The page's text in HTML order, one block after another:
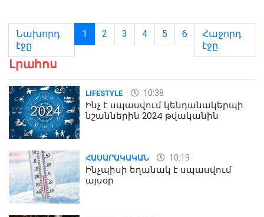
Նախորդ
էջը
1 2 3 4 5 6
Հաջորդ
էջը
Լրահոս
LIFESTYLE 10:38
Ինչ է սպասվում կենդանակերպի
նշաններին 2024 թվականին
ՀԱՍԱՐԱԿԱԿԱՆ 10:19
Ինչպիսի եղանակ է սպասվում
այսօր